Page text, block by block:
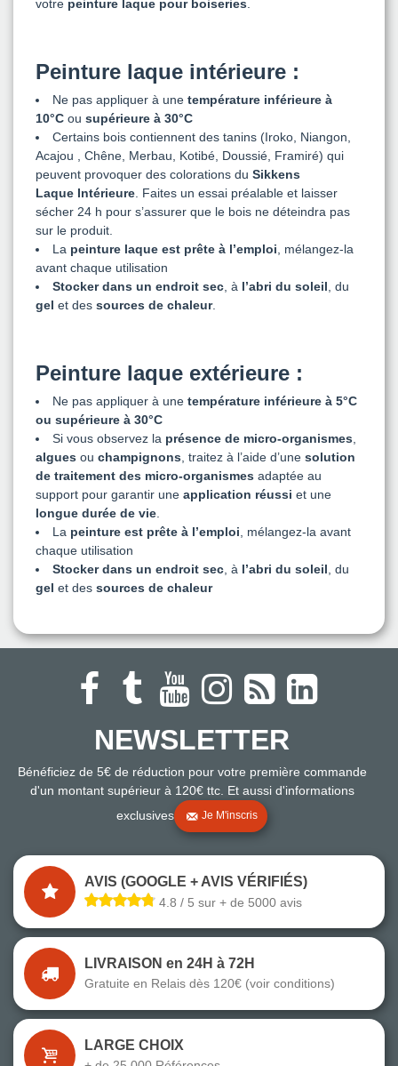
votre peinture laque pour boiseries
Peinture laque intérieure :
Ne pas appliquer à une température inférieure à
10°C ou supérieure à 30°C
Certains bois contiennent des tanins (Iroko, Niangon,
Acajou , Chêne, Merbau, Kotibé, Doussié, Framiré) qui
peuvent provoquer des colorations du Sikkens
Laque Intérieure . Faites un essai préalable et laisser
sécher 24 h pour s’assurer que le bois ne déteindra pas
sur le produit.
La peinture laque est prête à l’emploi , mélangez-la
avant chaque utilisation
Stocker dans un endroit sec , à l’abri du soleil , du
gel et des sources de chaleur.
Peinture laque extérieure :
Ne pas appliquer à une température inférieure à 5°C
ou supérieure à 30°C
Si vous observez la présence de micro-organismes
algues ou champignons , traitez à l’aide d’une solution
de traitement des micro-organismes adaptée au
support pour garantir une application réussi et une
longue durée de vie
La peinture est prête à l’emploi , mélangez-la avant
chaque utilisation
Stocker dans un endroit sec , à l’abri du soleil , du
gel et des sources de chaleur
NEWSLETTER
Bénéficiez de 5€ de réduction pour votre première commande
d'un montant supérieur à 120€ ttc. Et aussi d'informations
exclusives
Je M'inscris
AVIS (GOOGLE + AVIS VÉRIFIÉS)
4.8 / 5 sur + de 5000 avis
LIVRAISON en 24H à 72H
Gratuite en Relais dès 120€ (voir conditions)
LARGE CHOIX